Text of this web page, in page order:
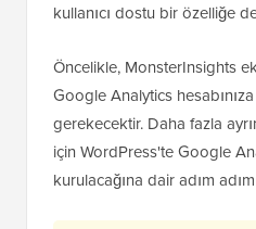
kullanıcı dostu bir özelliğe
Öncelikle, MonsterInsights
Google Analytics
gerekecektir. Daha fazla
için WordPress'te Google
kurulacağına dair adım